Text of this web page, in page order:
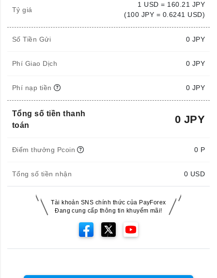
Tỷ giá
1 USD = 160.21 JPY
(100 JPY = 0.6241 USD)
Số Tiền Gửi 0 JPY
Phí Giao Dịch 0 JPY
Phí nạp tiền 0 JPY
Tổng số tiền thanh
toán
0 JPY
Điểm thưởng Pcoin 0 P
Tổng số tiền nhận 0 USD
Tài khoản SNS chính thức của PayForex
Đang cung cấp thông tin khuyếm mãi!